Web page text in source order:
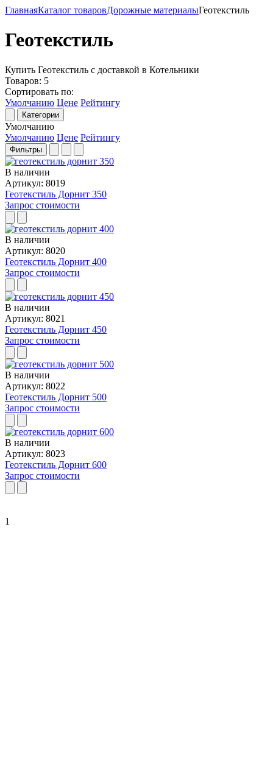
ГлавнаяКаталог товаровДорожные материалыГеотекстиль
Геотекстиль
Купить Геотекстиль с доставкой в Котельники
Товаров: 5
Сортировать по:
Умолчанию Цене Рейтингу
Категории
Умолчанию
Умолчанию Цене Рейтингу
Фильтры
В наличии
Артикул: 8019
Геотекстиль Дорнит 350
Запрос стоимости
В наличии
Артикул: 8020
Геотекстиль Дорнит 400
Запрос стоимости
В наличии
Артикул: 8021
Геотекстиль Дорнит 450
Запрос стоимости
В наличии
Артикул: 8022
Геотекстиль Дорнит 500
Запрос стоимости
В наличии
Артикул: 8023
Геотекстиль Дорнит 600
Запрос стоимости
1